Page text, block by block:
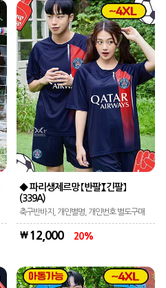
◆ 파리생제르망 【반팔】【긴팔】
(339A)
축구반바지, 개인별명, 개인번호 별도구매
12,000 20